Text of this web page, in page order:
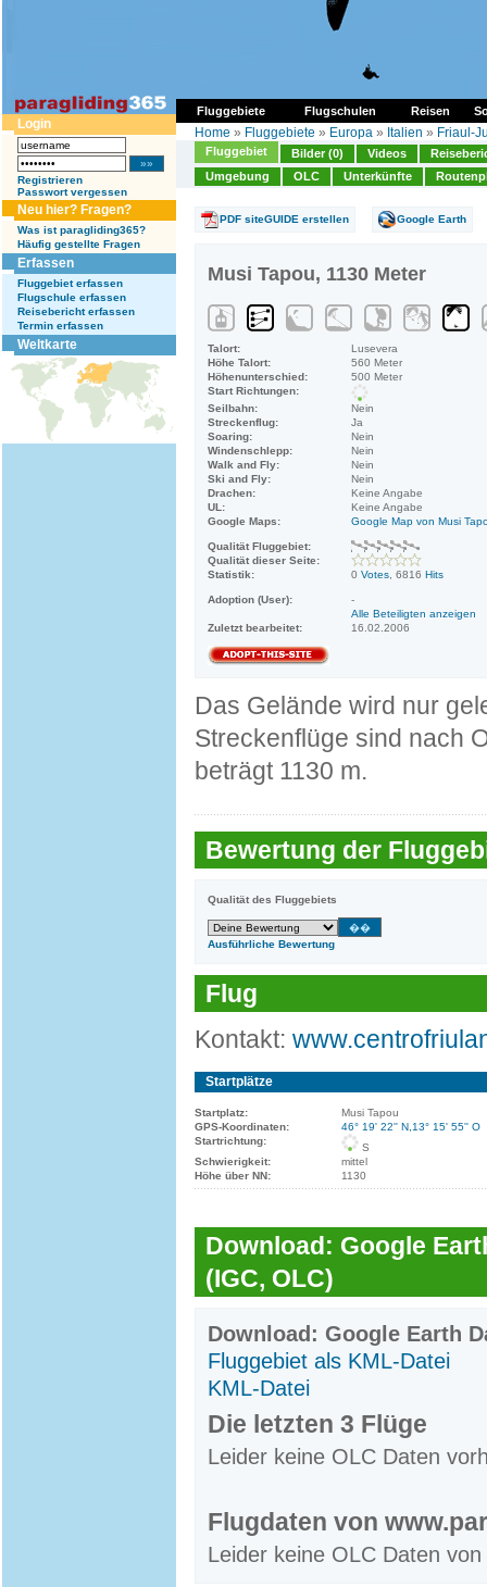
Fluggebiete Flugschulen Reisen
Login
Registrieren
Passwort vergessen
Neu hier? Fragen?
Was ist paragliding365?
Häufig gestellte Fragen
Erfassen
Fluggebiet erfassen
Flugschule erfassen
Reisebericht erfassen
Termin erfassen
Weltkarte
Home » Fluggebiete » Europa » Italien » Friaul-
Fluggebiet Bilder (0) Videos
Umgebung
OLC Unterkünfte
PDF siteGUIDE erstellen Google Earth
Musi Tapou, 1130 Meter
Talort:
Lusevera
Höhe Talort:
560 Meter
Höhenunterschied:
500 Meter
Start Richtungen:
Seilbahn:
Nein
Streckenflug:
Ja
Soaring:
Nein
Windenschlepp:
Nein
Walk and Fly:
Nein
Ski and Fly:
Nein
Drachen:
Keine Angabe
UL:
Keine Angabe
Google Maps:
Google Map von Musi
Qualität Fluggebiet:
Qualität dieser Seite:
Statistik:
0 Votes , 6816 Hits
Adoption (User):
-
Alle Beteiligten anzeigen
Zuletzt bearbeitet:
16.02.2006
Das Gelände wird nur
Streckenflüge sind nach
beträgt 1130 m.
Bewertung der
Qualität des Fluggebiets
Ausführliche Bewertung
Flug
Kontakt:
Startplätze
Startplatz:
Musi Tapou
GPS-Koordinaten:
46° 19' 22'' N,13° 15' 55'' O
Startrichtung:
S
Schwierigkeit:
mittel
Höhe über NN:
1130
Download: Google
(IGC, OLC)
Download: Google Earth
Fluggebiet als KML-Datei
KML-Datei
Die letzten 3 Flüge
Leider keine OLC Daten
Flugdaten von
Leider keine OLC Daten